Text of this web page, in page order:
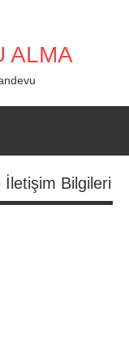
ALMA
İletişim Bilgileri